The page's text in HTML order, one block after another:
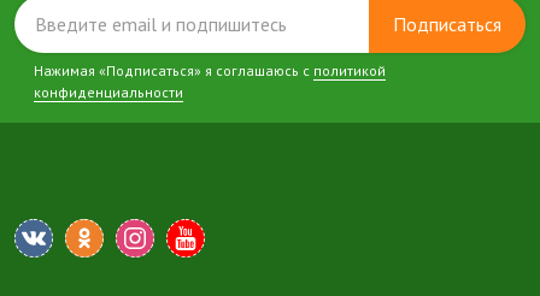
Подписаться
Нажимая «Подписаться» я соглашаюсь с политикой
конфиденциальности